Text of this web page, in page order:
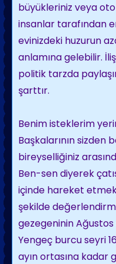
büyükleriniz veya
insanlar tarafından
evinizdeki huzurun
anlamına gelebilir.
politik tarzda
şarttır.
Benim isteklerim
Başkalarının sizden
bireyselliğiniz
Ben-sen diyerek
içinde hareket
şekilde
gezegeninin
Yengeç burcu seyri
ayın ortasına kadar